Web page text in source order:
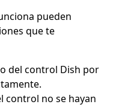
pueden
que te
del control Dish por
control no se hayan